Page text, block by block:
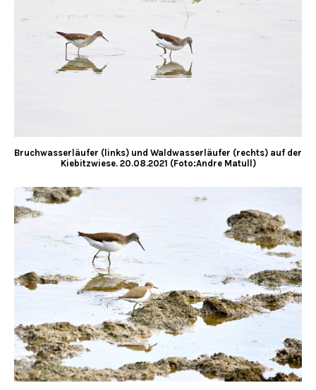
Bruchwasserläufer (links) und Waldwasserläufer (rechts) auf der
Kiebitzwiese. 20.08.2021 (Foto:Andre Matull)